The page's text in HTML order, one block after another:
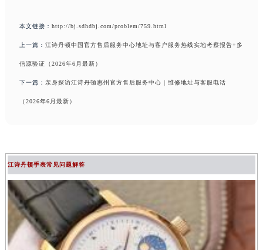
本文链接： http://bj.sdhdbj.com/problem/759.html
上一篇： 江诗丹顿中国官方售后服务中心地址与客户服务热线实地考察报告+多
信源验证（2026年6月最新）
下一篇： 亲身探访江诗丹顿惠州官方售后服务中心｜维修地址与客服电话
（2026年6月最新）
江诗丹顿手表常见问题解答